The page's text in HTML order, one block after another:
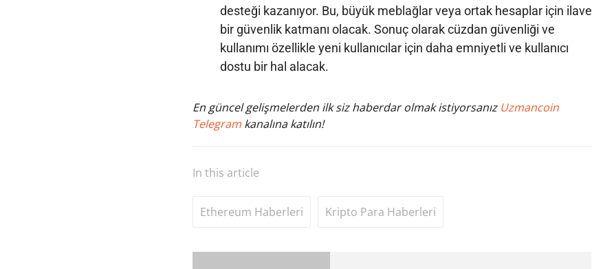
desteği kazanıyor. Bu, büyük meblağlar veya ortak hesaplar için ilave
bir güvenlik katmanı olacak. Sonuç olarak cüzdan güvenliği ve
kullanımı özellikle yeni kullanıcılar için daha emniyetli ve kullanıcı
dostu bir hal alacak.
En güncel gelişmelerden ilk siz haberdar olmak istiyorsanız Uzmancoin
Telegram kanalına katılın!
In this article
Ethereum Haberleri Kripto Para Haberleri